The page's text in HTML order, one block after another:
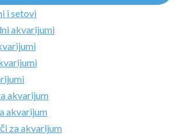
i setovi
akvarijumi
akvarijum
akvarijum
za akvarijum